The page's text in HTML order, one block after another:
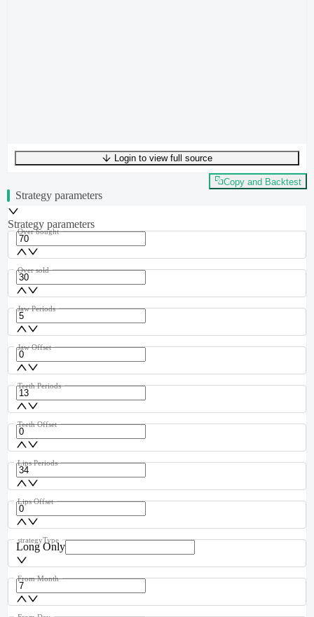
UTF-8250 bytes38 words0 linesLn 1,Col 0
Login to view full source
Copy and Backtest
Strategy parameters
Strategy parameters
Over bought
Over sold
Jaw Periods
Jaw Offset
Teeth Periods
Teeth Offset
Lips Periods
Lips Offset
Long Only
strategyType
From Month